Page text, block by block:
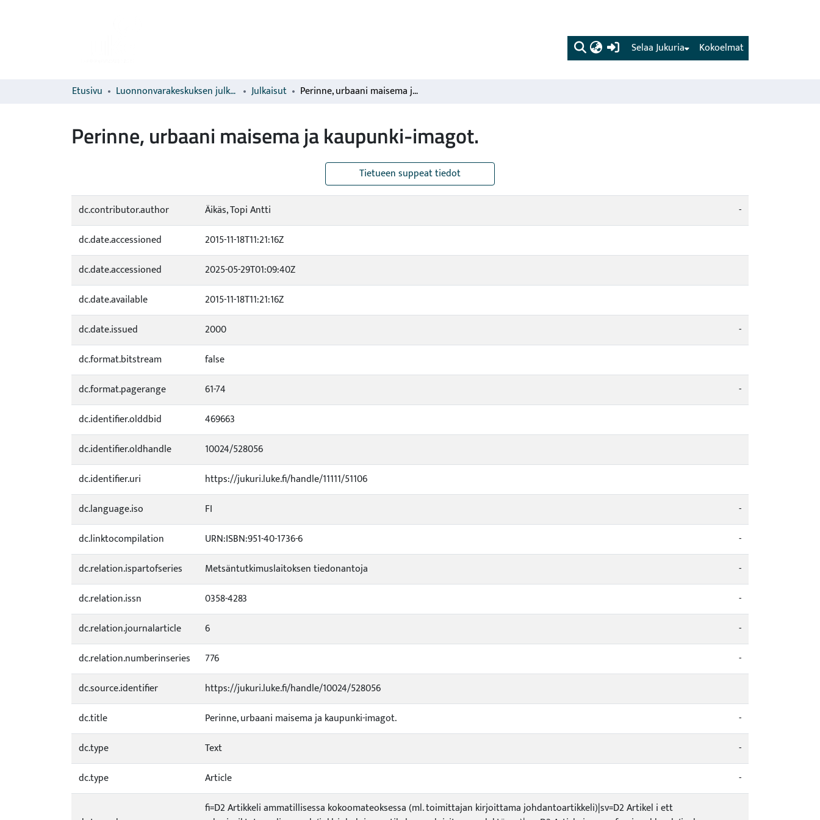
(current) Kokoelmat
Selaa Jukuria
Etusivu Luonnonvarakeskuksen julkaisut Julkaisut Perinne, urbaani maisema ja kaupunki-imagot.
Perinne, urbaani maisema ja kaupunki-imagot.
Tietueen suppeat tiedot
dc.contributor.author Äikäs, Topi Antti
-
dc.date.accessioned
2015-11-18T11:21:16Z
dc.date.accessioned
2025-05-29T01:09:40Z
dc.date.available
2015-11-18T11:21:16Z
dc.date.issued
2000
-
dc.format.bitstream
false
dc.format.pagerange
61-74
-
dc.identifier.olddbid
469663
dc.identifier.oldhandle
10024/528056
dc.identifier.uri
https://jukuri.luke.fi/handle/11111/51106
dc.language.iso
FI
-
dc.linktocompilation
URN:ISBN:951-40-1736-6
-
dc.relation.ispartofseries
Metsäntutkimuslaitoksen tiedonantoja
-
dc.relation.issn
0358-4283
-
dc.relation.journalarticle
6
-
dc.relation.numberinseries
776
-
dc.source.identifier
https://jukuri.luke.fi/handle/10024/528056
dc.title
Perinne, urbaani maisema ja kaupunki-imagot.
-
dc.type
Text
-
dc.type
Article -
fi=D2 Artikkeli ammatillisessa kokoomateoksessa (ml. toimittajan kirjoittama johdantoartikkeli)|sv=D2 Artikel i ett